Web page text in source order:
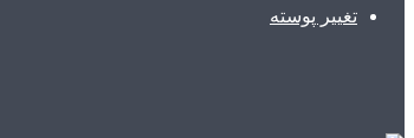
تغییر پوسته